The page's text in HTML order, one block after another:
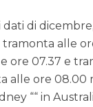
di
tramonta alle
07.37 e
alle ore
““ in